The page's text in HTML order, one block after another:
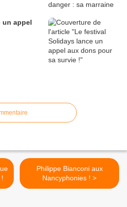
un appel
Philippe Bianconi aux
Nancyphonies ! >